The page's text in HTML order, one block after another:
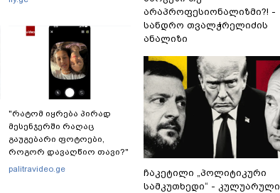
"რატომ იყრება პირად
მესენჯერში რაღაც
გაუგებარი ფოტოები,
როგორ დავაღწიო თავი?"
- შესაძლებელია თუ არა ამ
palitravideo.ge
არაპროფესიონალიზმი?! -
სანდრო თვალჭრელიძის
ანალიზი
ჩაკეტილი „პოლიტიკური
სამკუთხედი“ - კულუარული